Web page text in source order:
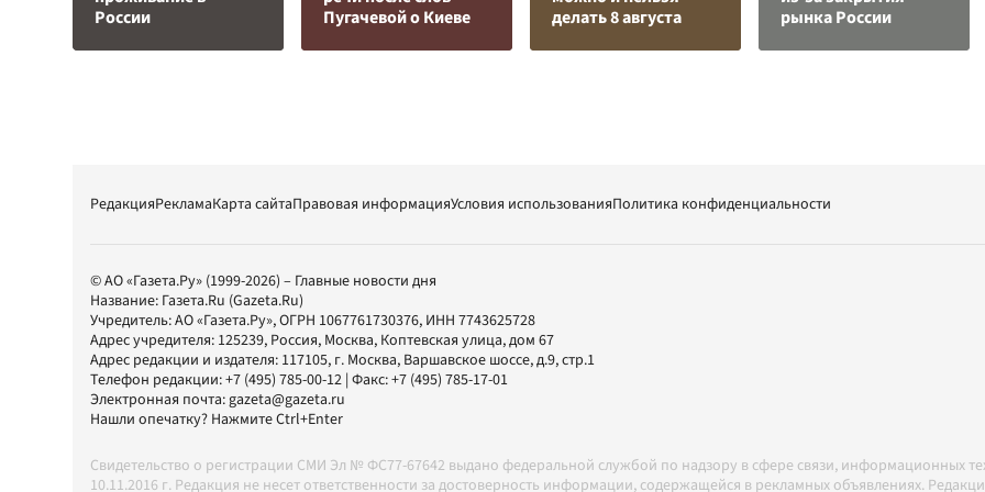
России
Пугачевой о Киеве
делать 8 августа
рынка России
РедакцияРекламаКарта сайтаПравовая информацияУсловия использованияПолитика конфиденциальности
© АО «Газета.Ру» (1999-2026) – Главные новости дня
Название: Газета.Ru (Gazeta.Ru)
Учредитель:АО «Газета.Ру», ОГРН 1067761730376, ИНН 7743625728
Адрес учредителя: 125239, Россия, Москва, Коптевская улица, дом 67
Адрес редакции и издателя: 117105, г. Москва, Варшавское шоссе, д.9, стр.1
Телефон редакции:+7 (495) 785-00-12 | Факс:+7 (495) 785-17-01
Электронная почта:gazeta@gazeta.ru
Нашли опечатку? Нажмите Ctrl+Enter
Свидетельство о регистрации СМИ Эл № ФС77-67642 выдано федеральной службой по надзору в сфере связи, информационных
10.11.2016 г. Редакция не несет ответственности за достоверность информации, содержащейся в рекламных объявлениях.